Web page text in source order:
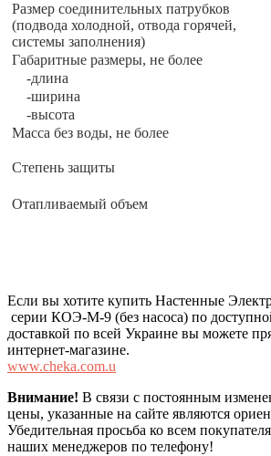
Размер соединительных патрубков
(подвода холодной, отвода горячей,
системы заполнения)
Габаритные размеры, не более
-длина
-ширина
-высота
Масса без воды, не более
Степень защиты
Отапливаемый объем
Если вы хотите купить Настенные
серии КОЭ-М-9 (без насоса) по
доставкой по всей Украине вы можете
интернет-магазине.
www.cheka.com.u
Внимание! В связи с постоянным
цены, указанные на сайте являются
Убедительная просьба ко всем
наших менеджеров по телефону!